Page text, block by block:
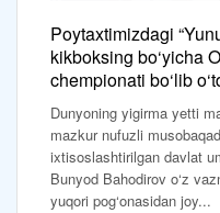
Poytaxtimizdagi
kikboksing bo‘yicha
chempionati bo‘lib
Dunyoning yigirma yetti
mazkur nufuzli
ixtisoslashtirilgan davlat
Bunyod Bahodirov o‘z
yuqori pog‘onasidan joy...